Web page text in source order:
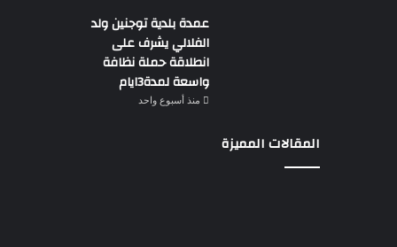
عمدة بلدية توجنين ولد
الفلالي يشرف على
انطلاقة حملة نظافة
واسعة لمدة3ايام
منذ أسبوع واحد
المقالات المميزة